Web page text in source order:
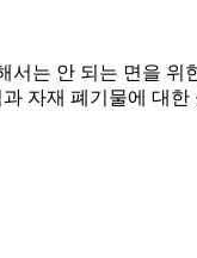
서는 안 되는 면을
자재 폐기물에 대